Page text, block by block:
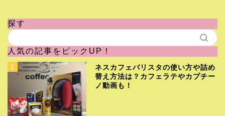
探す
人気の記事をピックUP！
1
ネスカフェバリスタの使い方や詰め
替え方法は？カフェラテやカプチー
ノ動画も！